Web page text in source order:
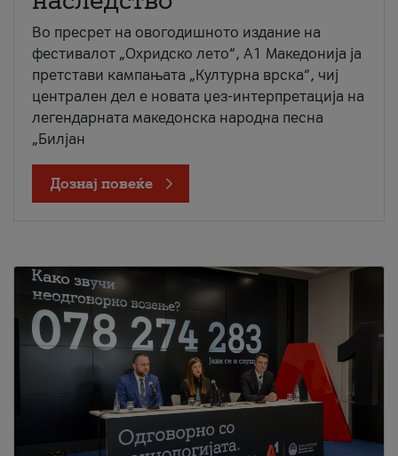
Во пресрет на овогодишното издание на
фестивалот „Охридско лето“, А1 Македонија ја
претстави кампањата „Културна врска“, чиј
централен дел е новата џез-интерпретација на
легендарната македонска народна песна
„Билјан
Дознај повеќе